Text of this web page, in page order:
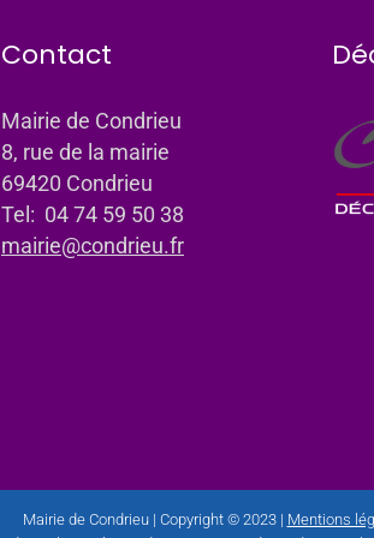
Contact
Mairie de Condrieu
8, rue de la mairie
69420 Condrieu
Tel: 04 74 59 50 38
mairie@condrieu.fr
Mairie de Condrieu | Copyright © 2023 | Mentions